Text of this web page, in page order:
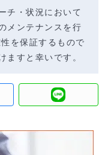
チ・状況において
メンテナンスを行
を保証するもので
すと幸いです。